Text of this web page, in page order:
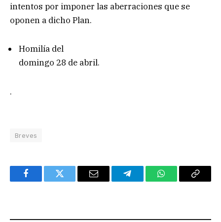
intentos por imponer las aberraciones que se
oponen a dicho Plan.
Homilía del
domingo 28 de abril.
.
Breves
FacebookTwitter Email TelegramWhatsAppCopy